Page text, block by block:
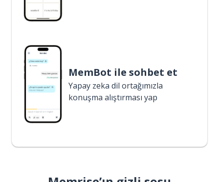
MemBot ile sohbet et
Yapay zeka dil ortağımızla
konuşma alıştırması yap